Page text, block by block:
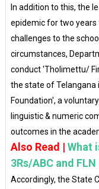
In addition to this, the
epidemic for two
challenges to the
circumstances,
conduct 'Tholimettu/
the state of Telangana
Foundation', a
linguistic & numeric
outcomes in the
Also Read | What
3Rs/ABC and
Accordingly, the State